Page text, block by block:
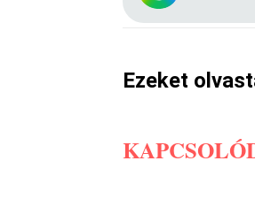
Ezeket